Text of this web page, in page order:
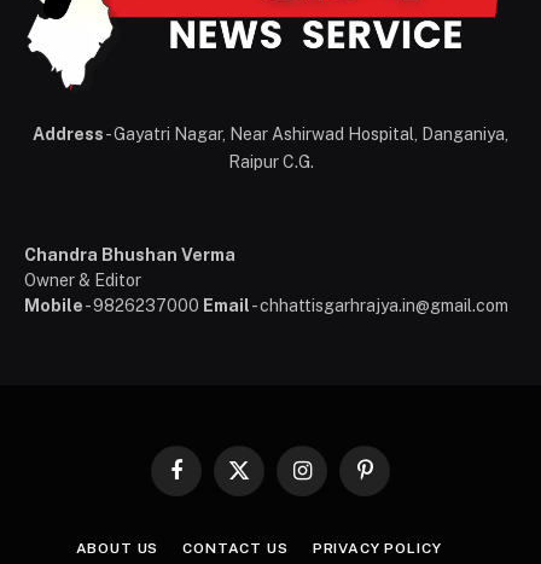
Address- Gayatri Nagar, Near Ashirwad Hospital, Danganiya,
Raipur C.G.
Chandra Bhushan Verma
Owner & Editor
Mobile- 9826237000 Email- chhattisgarhrajya.in@gmail.com
Facebook
X
InstagramPinterest
ABOUT US CONTACT US PRIVACY POLICY